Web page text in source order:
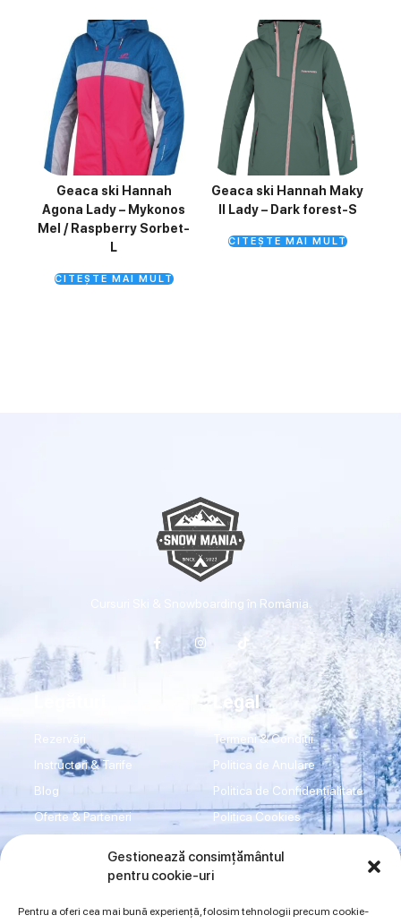
Gestionează consimțământul
pentru cookie-uri
Pentru a oferi cea mai bună experiență, folosim tehnologii precum cookie-
Geaca ski Hannah
Agona Lady – Mykonos
Mel / Raspberry Sorbet-
L
CITEȘTE MAI MULT
Geaca ski Hannah Maky
II Lady – Dark forest-S
CITEȘTE MAI MULT
Cursuri Ski & Snowboarding în România.
Rezervări
Instructori & Tarife
Blog
Oferte & Parteneri
Legal
Termeni & Condiții
Politica de Anulare
Politica de Confidențialitate
Politica Cookies
Imprint